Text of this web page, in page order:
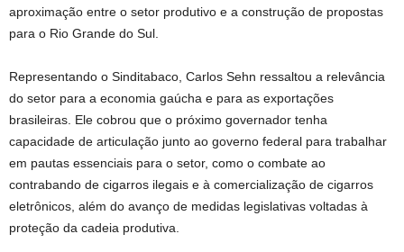
aproximação entre o setor produtivo e a construção de propostas
para o Rio Grande do Sul.
Representando o Sinditabaco, Carlos Sehn ressaltou a relevância
do setor para a economia gaúcha e para as exportações
brasileiras. Ele cobrou que o próximo governador tenha
capacidade de articulação junto ao governo federal para trabalhar
em pautas essenciais para o setor, como o combate ao
contrabando de cigarros ilegais e à comercialização de cigarros
eletrônicos, além do avanço de medidas legislativas voltadas à
proteção da cadeia produtiva.